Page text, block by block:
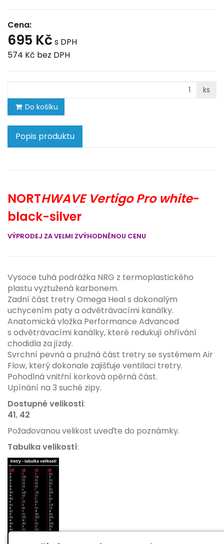
Cena:
695 Kč s DPH
574 Kč bez DPH
ks
Do košíku
Popis produktu
NORTHWAVE Vertigo Pro white-
black-silver
VÝPRODEJ ZA VELMI ZVÝHODNĚNOU CENU
Vysoce tuhá podrážka NRG z termoplastického
plastu vyztužená karbonem.
Zadní část tretry Omega Heal s dokonalým
uchycením paty a odvětrávacími kanálky.
Anatomická vložka Performance Advanced
s odvětrávacími kanálky, které redukují ohřívání
chodidla za jízdy.
Svrchní pevná a pružná část tretry se systémem Air
Flow, který dokonale zajišťuje ventilaci tretry.
Pohodlná vnitřní korková opěrná část.
Upínání na 3 suché zipy.
Dostupné velikosti:
41, 42
Požadovanou velikost uveďte do poznámky.
Tabulka velikostí: